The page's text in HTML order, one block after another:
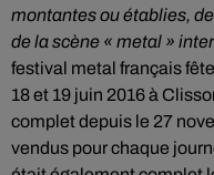
montantes ou établies,
de la scène « metal »
festival metal français
18 et 19 juin 2016 à
complet depuis le 27
vendus pour chaque